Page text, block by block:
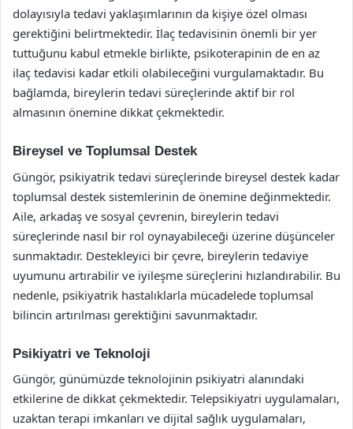
dolayısıyla tedavi yaklaşımlarının da kişiye özel olması
gerektiğini belirtmektedir. İlaç tedavisinin önemli bir yer
tuttuğunu kabul etmekle birlikte, psikoterapinin de en az
ilaç tedavisi kadar etkili olabileceğini vurgulamaktadır. Bu
bağlamda, bireylerin tedavi süreçlerinde aktif bir rol
almasının önemine dikkat çekmektedir.
Bireysel ve Toplumsal Destek
Güngör, psikiyatrik tedavi süreçlerinde bireysel destek kadar
toplumsal destek sistemlerinin de önemine değinmektedir.
Aile, arkadaş ve sosyal çevrenin, bireylerin tedavi
süreçlerinde nasıl bir rol oynayabileceği üzerine düşünceler
sunmaktadır. Destekleyici bir çevre, bireylerin tedaviye
uyumunu artırabilir ve iyileşme süreçlerini hızlandırabilir. Bu
nedenle, psikiyatrik hastalıklarla mücadelede toplumsal
bilincin artırılması gerektiğini savunmaktadır.
Psikiyatri ve Teknoloji
Güngör, günümüzde teknolojinin psikiyatri alanındaki
etkilerine de dikkat çekmektedir. Telepsikiyatri uygulamaları,
uzaktan terapi imkanları ve dijital sağlık uygulamaları,